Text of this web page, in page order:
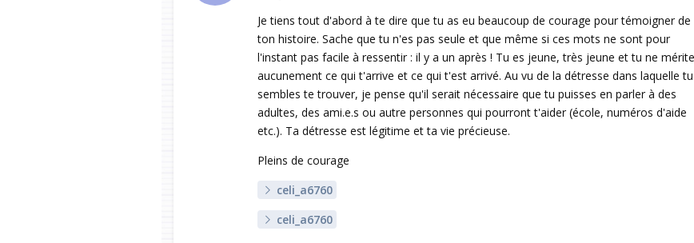
Je tiens tout d'abord à te dire que tu as eu beaucoup de courage pour témoigner de
ton histoire. Sache que tu n'es pas seule et que même si ces mots ne sont pour
l'instant pas facile à ressentir : il y a un après ! Tu es jeune, très jeune et tu ne
aucunement ce qui t'arrive et ce qui t'est arrivé. Au vu de la détresse dans laquelle tu
sembles te trouver, je pense qu'il serait nécessaire que tu puisses en parler à des
adultes, des ami.e.s ou autre personnes qui pourront t'aider (école, numéros d'aide
etc.). Ta détresse est légitime et ta vie précieuse.
Pleins de courage
celi_a6760
celi_a6760